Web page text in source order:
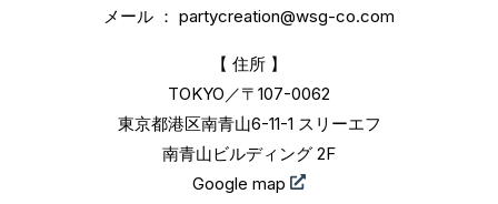
メール ： partycreation@wsg-co.com
【 住所 】
TOKYO／〒107-0062
東京都港区南青山6-11-1 スリーエフ
南青山ビルディング 2F
Google map